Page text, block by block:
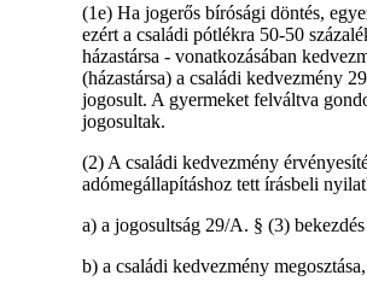
(1e) Ha jogerős bírósági döntés,
ezért a családi pótlékra 50-50
házastársa - vonatkozásában
(házastársa) a családi kedvezmény
jogosult. A gyermeket felváltva
jogosultak.
(2) A családi kedvezmény
adómegállapításhoz tett írásbeli
a) a jogosultság 29/A. § (3)
b) a családi kedvezmény